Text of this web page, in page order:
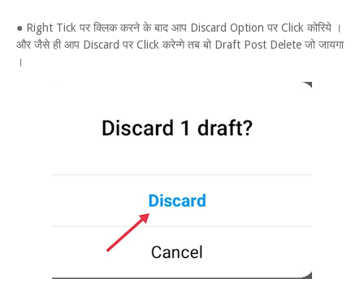
● Right Tick पर क्लिक करने के बाद आप Discard Option पर Click कोरिये ।
और जैसे ही आप Discard पर Click करेन्गे तब बो Draft Post Delete जो जायगा
।